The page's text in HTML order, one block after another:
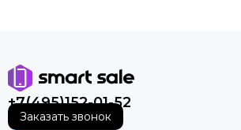
+7(495)152-01-52
Заказать звонок